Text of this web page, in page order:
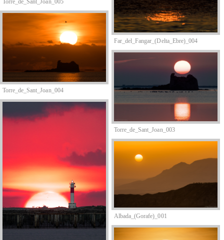
Far_del_Fangar_(Delta_Ebre)_004
Torre_de_Sant_Joan_005
Torre_de_Sant_Joan_004
Torre_de_Sant_Joan_003
Albada_(Gorafe)_001